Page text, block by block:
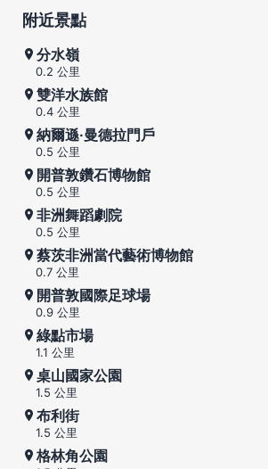
附近景點
分水嶺
0.2 公里
雙洋水族館
0.4 公里
納爾遜·曼德拉門戶
0.5 公里
開普敦鑽石博物館
0.5 公里
非洲舞蹈劇院
0.5 公里
蔡茨非洲當代藝術博物館
0.7 公里
開普敦國際足球場
0.9 公里
綠點市場
1.1 公里
桌山國家公園
1.5 公里
布利街
1.5 公里
格林角公園